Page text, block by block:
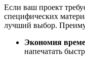
Если ваш проект
специфических
лучший выбор.
Экономия
напечатать